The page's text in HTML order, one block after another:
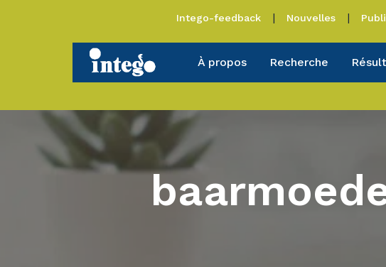
Intego-feedback Nouvelles
À propos Recherche